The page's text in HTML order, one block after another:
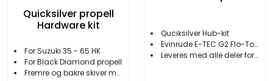
Quicksilver propell
Hardware kit
For Suzuki 35 - 65 HK
For Black Diamond propell
Fremre og bakre skiver medfølger
Quciksilver Hub-kit
Evinrude E-TEC G2 Flo-Torq II
Leveres med alle deler for å installere propellen